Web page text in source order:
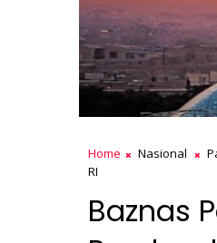
Home Nasional
RI
Baznas